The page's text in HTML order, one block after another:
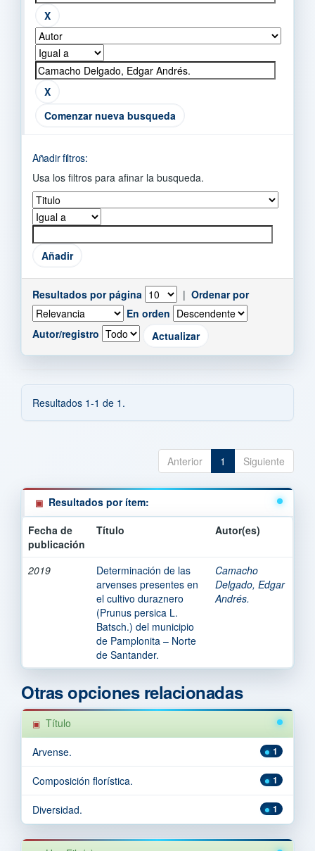
Comenzar nueva busqueda
Añadir filtros:
Usa los filtros para afinar la busqueda.
Resultados por página | Ordenar por
En orden
Autor/registro
Resultados 1-1 de 1.
Anterior 1 Siguiente
Resultados por ítem:
Fecha de
publicación
Título Autor(es)
2019
Determinación de las
arvenses presentes en
el cultivo duraznero
(Prunus persica L.
Batsch.) del municipio
de Pamplonita – Norte
de Santander.
Camacho
Delgado, Edgar
Andrés.
Otras opciones relacionadas
Título
1
Arvense.
1
Composición florística.
1
Diversidad.